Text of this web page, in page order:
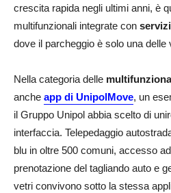
crescita rapida negli ultimi anni, è
multifunzionali integrate con
dove il parcheggio è solo una delle
Nella categoria delle
anche app di UnipolMove, un
il Gruppo Unipol abbia scelto di
interfaccia. Telepedaggio
blu in oltre 500 comuni, accesso ad
prenotazione del tagliando auto e
vetri convivono sotto la stessa